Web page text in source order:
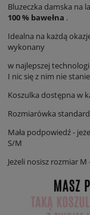
Bluzeczka damska na
100 % bawełna .
Idealna na każdą
wykonany
w najlepszej
I nic się z nim nie
Koszulka dostępna w
Rozmiarówka
Mała podpowiedź -
S/M
Jeżeli nosisz rozmiar